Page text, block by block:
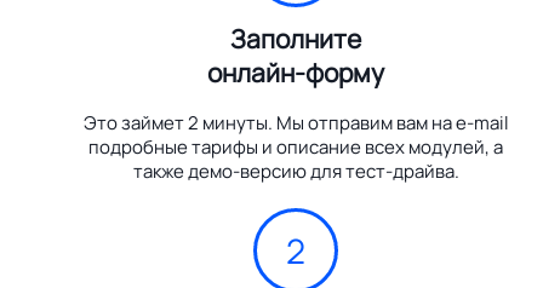
Заполните
онлайн-форму
Это займет 2 минуты. Мы отправим вам на e-mail
подробные тарифы и описание всех модулей, а
также демо-версию для тест-драйва.
2